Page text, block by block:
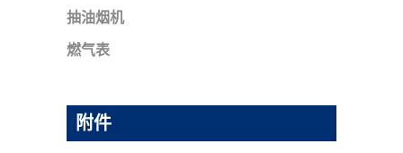
抽油烟机
燃气表
附件